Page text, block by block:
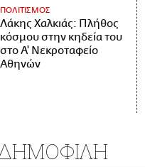
ΠΟΛΙΤΙΣΜΟΣ
Λάκης Χαλκιάς: Πλήθος
κόσμου στην κηδεία του
στο Α' Νεκροταφείο
Αθηνών